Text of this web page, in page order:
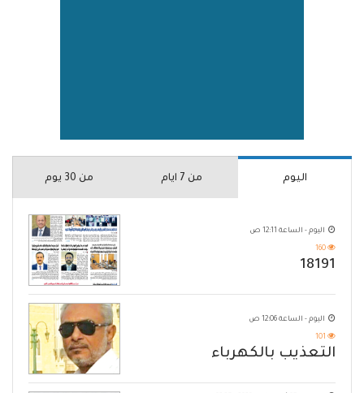
اليوم من 7 ايام من 30 يوم
اليوم - الساعة 12:11 ص
160
18191
اليوم - الساعة 12:06 ص
101
التعذيب بالكهرباء